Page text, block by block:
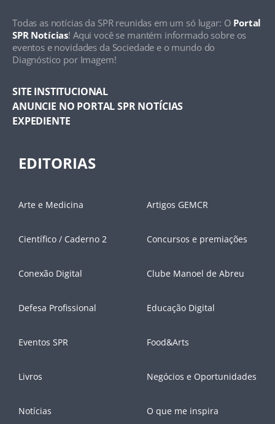
Todas as notícias da SPR reunidas em um só lugar: O Portal
SPR Notícias! Aqui você se mantém informado sobre os
eventos e novidades da Sociedade e o mundo do
Diagnóstico por Imagem!
SITE INSTITUCIONAL
ANUNCIE NO PORTAL SPR NOTÍCIAS
EXPEDIENTE
EDITORIAS
Arte e Medicina Artigos GEMCR
Científico / Caderno 2 Concursos e premiações
Conexão Digital Clube Manoel de Abreu
Defesa Profissional Educação Digital
Eventos SPR Food&Arts
Livros Negócios e Oportunidades
Notícias O que me inspira